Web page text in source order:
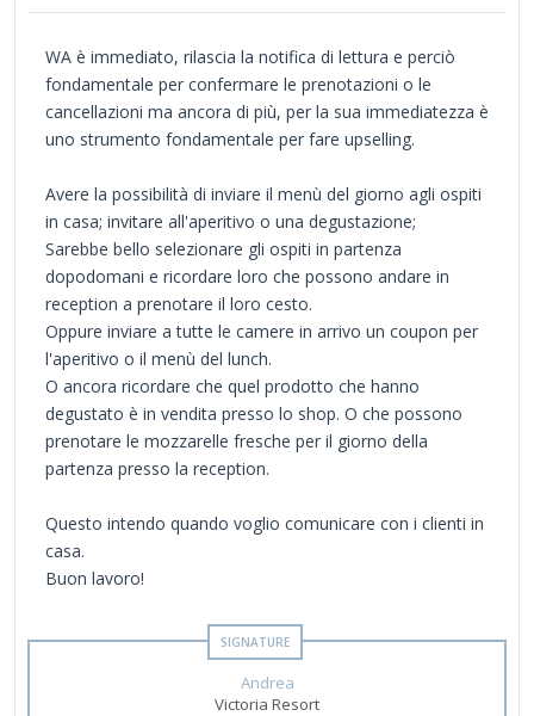
WA è immediato, rilascia la notifica di lettura e perciò
fondamentale per confermare le prenotazioni o le
cancellazioni ma ancora di più, per la sua immediatezza è
uno strumento fondamentale per fare upselling.
Avere la possibilità di inviare il menù del giorno agli ospiti
in casa; invitare all'aperitivo o una degustazione;
Sarebbe bello selezionare gli ospiti in partenza
dopodomani e ricordare loro che possono andare in
reception a prenotare il loro cesto.
Oppure inviare a tutte le camere in arrivo un coupon per
l'aperitivo o il menù del lunch.
O ancora ricordare che quel prodotto che hanno
degustato è in vendita presso lo shop. O che possono
prenotare le mozzarelle fresche per il giorno della
partenza presso la reception.
Questo intendo quando voglio comunicare con i clienti in
casa.
Buon lavoro!
Andrea
Victoria Resort